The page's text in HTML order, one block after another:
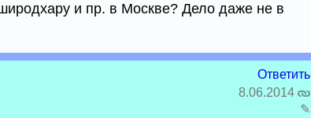
и пр. в Москве? Дело даже не в
Ответить
8.06.2014
✎